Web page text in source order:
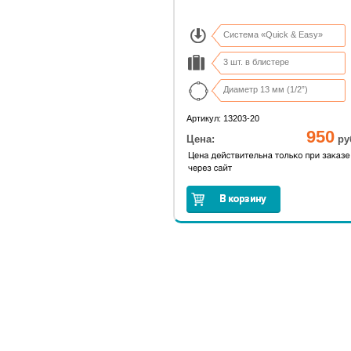
Система «Quick & Easy»
3 шт. в блистере
Диаметр 13 мм (1/2”)
Артикул: 13203-20
Цена: 950